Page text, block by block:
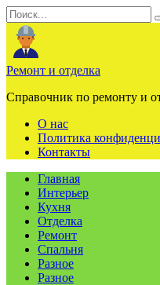
Перейти
к
содержанию
Search
for:
Ремонт и отделка
Справочник по ремонту и
О нас
Политика
Контакты
Главная
Интерьер
Кухня
Отделка
Ремонт
Спальня
Разное
Разное